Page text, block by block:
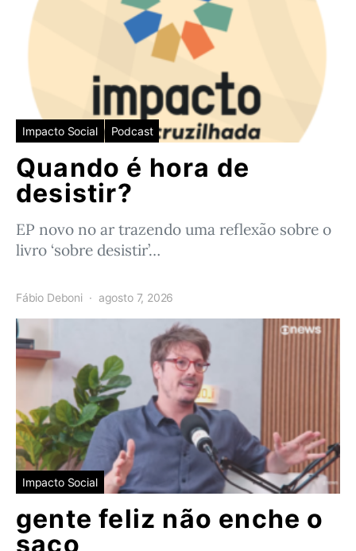
Impacto Social Podcast
Quando é hora de
desistir?
EP novo no ar trazendo uma reflexão sobre o
livro ‘sobre desistir’…
Fábio Deboni agosto 7, 2026
Impacto Social
gente feliz não enche o
saco